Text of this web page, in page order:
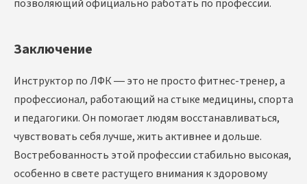
позволяющий официально работать по профессии.
Заключение
Инструктор по ЛФК — это не просто фитнес-тренер, а
профессионал, работающий на стыке медицины, спорта
и педагогики. Он помогает людям восстанавливаться,
чувствовать себя лучше, жить активнее и дольше.
Востребованность этой профессии стабильно высокая,
особенно в свете растущего внимания к здоровому